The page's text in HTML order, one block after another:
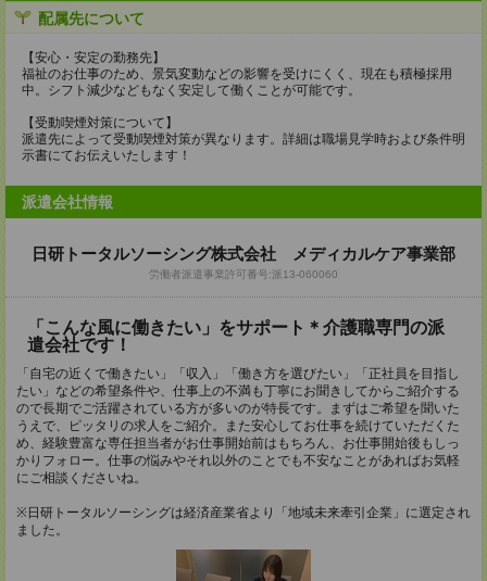
配属先について
【安心・安定の勤務先】
福祉のお仕事のため、景気変動などの影響を受けにくく、現在も積極採用
中。シフト減少などもなく安定して働くことが可能です。
【受動喫煙対策について】
派遣先によって受動喫煙対策が異なります。詳細は職場見学時および条件明
示書にてお伝えいたします！
派遣会社情報
日研トータルソーシング株式会社 メディカルケア事業部
労働者派遣事業許可番号:派13-060060
「こんな風に働きたい」をサポート＊介護職専門の派
遣会社です！
「自宅の近くで働きたい」「収入」「働き方を選びたい」「正社員を目指し
たい」などの希望条件や、仕事上の不満も丁寧にお聞きしてからご紹介する
ので長期でご活躍されている方が多いのが特長です。まずはご希望を聞いた
うえで、ピッタリの求人をご紹介。また安心してお仕事を続けていただくた
め、経験豊富な専任担当者がお仕事開始前はもちろん、お仕事開始後もしっ
かりフォロー。仕事の悩みやそれ以外のことでも不安なことがあればお気軽
にご相談くださいね。
※日研トータルソーシングは経済産業省より「地域未来牽引企業」に選定され
ました。